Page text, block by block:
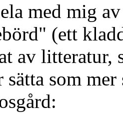
med mig
(ett
av litteratur,
sätta som